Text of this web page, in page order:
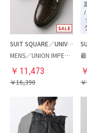
SUIT SQUARE／UNIVERSAL LANGUAGE
MENS／UNION IMPERIAL監修／コインローファー
￥ 11,473
￥16,390
￥
￥